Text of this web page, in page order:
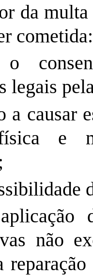
da
cometida:
legais
a causar
e
não